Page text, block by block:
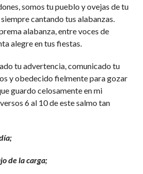
somos tu pueblo y ovejas de tu
cantando tus alabanzas.
alabanza, entre voces de
alegre en tus fiestas.
tu advertencia, comunicado tu
y obedecido fielmente para gozar
guardo celosamente en mi
6 al 10 de este salmo tan
de la carga;